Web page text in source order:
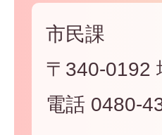
市民課
〒340-0192
電話 0480-